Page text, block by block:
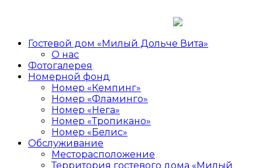
Дольче
Вита
Гостевой
дом,сдача
номеров,аренда
Гостевой дом «Милый Дольче Вита»
О нас
Фотогалерея
Номерной фонд
Номер «Кемпинг»
Номер «Фламинго»
Номер «Нега»
Номер «Тропикано»
Номер «Белис»
Обслуживание
Месторасположение
Территория гостевого дома «Милый